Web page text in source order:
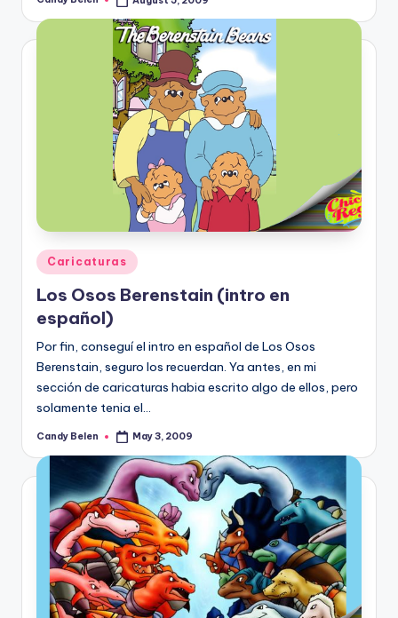
Posted
Posted
in
Caricaturas
Los Osos Berenstain (intro en
español)
Por fin, conseguí­ el intro en español de Los Osos
Berenstain, seguro los recuerdan. Ya antes, en mi
sección de caricaturas habia escrito algo de ellos, pero
solamente tenia el…
Posted
Candy Belen May 3, 2009